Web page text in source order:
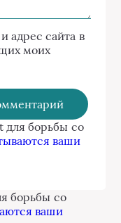
адрес сайта в
моих
для борьбы со
ваши
борьбы со
ваши